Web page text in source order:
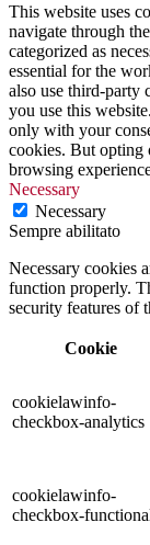
This website uses
navigate through
categorized as
essential for the
also use third-party
you use this
only with your
cookies. But opting
browsing
Necessary
Necessary
Sempre abilitato
Necessary cookies
function properly.
security features of
Cookie
cookielawinfo-
checkbox-analytics
cookielawinfo-
checkbox-